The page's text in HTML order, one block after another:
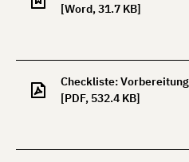
[Word, 31.7 KB]
Checkliste:
[PDF, 532.4 KB]